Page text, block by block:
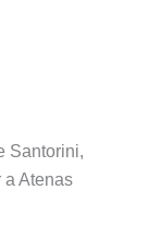
Santorini,
Atenas